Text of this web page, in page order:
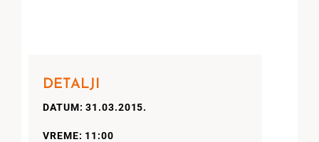
DETALJI
DATUM: 31.03.2015.
VREME: 11:00